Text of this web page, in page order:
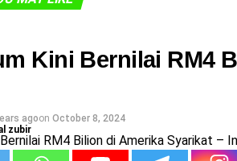
Kini Bernilai RM4
agoon October 8, 2024
zubir